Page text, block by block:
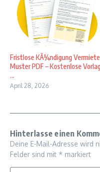
Fristlose KÃ¼ndigung
Muster PDF – Kostenlose Vorlag
...
April 28, 2026
Hinterlasse einen
Deine E-Mail-Adresse wird
Felder sind mit * markiert